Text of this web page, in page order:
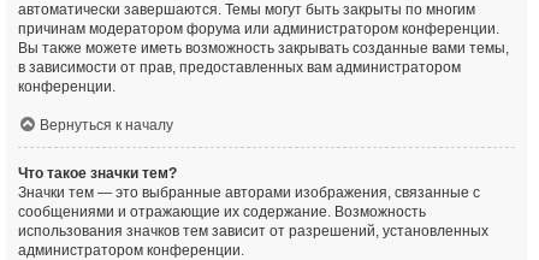
автоматически завершаются. Темы могут быть закрыты по многим
причинам модератором форума или администратором конференции.
Вы также можете иметь возможность закрывать созданные вами темы,
в зависимости от прав, предоставленных вам администратором
конференции.
Вернуться к началу
Что такое значки тем?
Значки тем — это выбранные авторами изображения, связанные с
сообщениями и отражающие их содержание. Возможность
использования значков тем зависит от разрешений, установленных
администратором конференции.